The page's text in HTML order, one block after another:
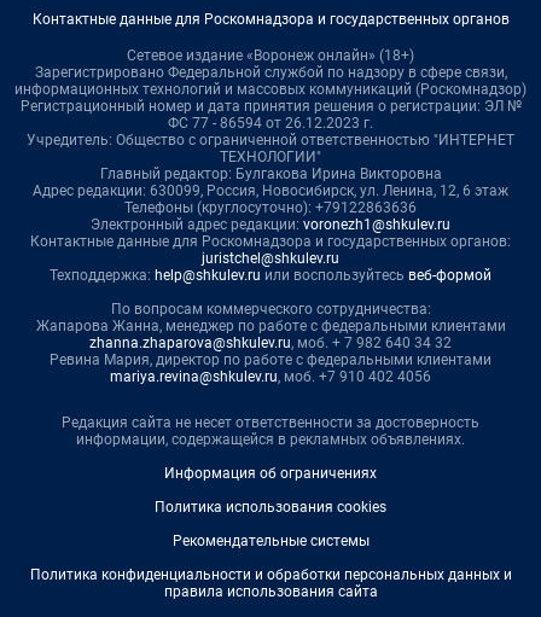
Контактные данные для Роскомнадзора и государственных органов
Сетевое издание «Воронеж онлайн» (18+)
Зарегистрировано Федеральной службой по надзору в сфере связи,
информационных технологий и массовых коммуникаций (Роскомнадзор)
Регистрационный номер и дата принятия решения о регистрации: ЭЛ №
ФС 77 - 86594 от 26.12.2023 г.
Учредитель: Общество с ограниченной ответственностью "ИНТЕРНЕТ
ТЕХНОЛОГИИ"
Главный редактор: Булгакова Ирина Викторовна
Адрес редакции: 630099, Россия, Новосибирск, ул. Ленина, 12, 6 этаж
Телефоны (круглосуточно): +79122863636
Электронный адрес редакции: voronezh1@shkulev.ru
Контактные данные для Роскомнадзора и государственных органов:
juristchel@shkulev.ru
Техподдержка: help@shkulev.ru или воспользуйтесь веб-формой
По вопросам коммерческого сотрудничества:
Жапарова Жанна, менеджер по работе с федеральными клиентами
zhanna.zhaparova@shkulev.ru, моб. + 7 982 640 34 32
Ревина Мария, директор по работе с федеральными клиентами
mariya.revina@shkulev.ru, моб. +7 910 402 4056
Редакция сайта не несет ответственности за достоверность
информации, содержащейся в рекламных объявлениях.
Информация об ограничениях
Политика использования cookies
Рекомендательные системы
Политика конфиденциальности и обработки персональных данных и
правила использования сайта